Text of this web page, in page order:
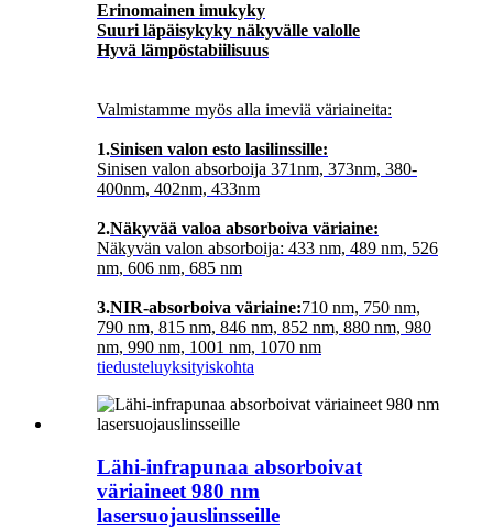
Erinomainen imukyky
Suuri läpäisykyky näkyvälle valolle
Hyvä lämpöstabiilisuus
Valmistamme myös alla imeviä väriaineita:
1.Sinisen valon esto lasilinssille:
Sinisen valon absorboija 371nm, 373nm, 380-
400nm, 402nm, 433nm
2.Näkyvää valoa absorboiva väriaine:
Näkyvän valon absorboija: 433 nm, 489 nm, 526
nm, 606 nm, 685 nm
3.NIR-absorboiva väriaine:710 nm, 750 nm,
790 nm, 815 nm, 846 nm, 852 nm, 880 nm, 980
nm, 990 nm, 1001 nm, 1070 nm
tiedusteluyksityiskohta
Lähi-infrapunaa absorboivat
väriaineet 980 nm
lasersuojauslinsseille